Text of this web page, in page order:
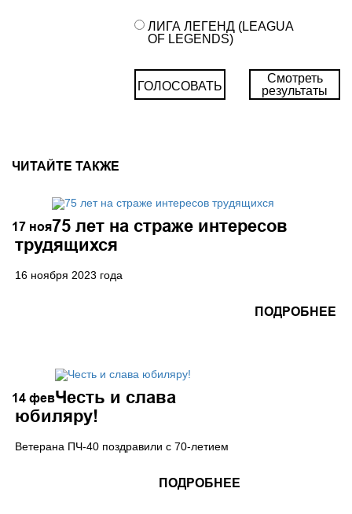
ЛИГА ЛЕГЕНД (LEAGUA
OF LEGENDS)
ГОЛОСОВАТЬ
Смотреть
результаты
ЧИТАЙТЕ ТАКЖЕ
17 ноя75 лет на страже интересов
трудящихся
16 ноября 2023 года
ПОДРОБНЕЕ
14 февЧесть и слава
юбиляру!
Ветерана ПЧ-40 поздравили с 70-летием
ПОДРОБНЕЕ